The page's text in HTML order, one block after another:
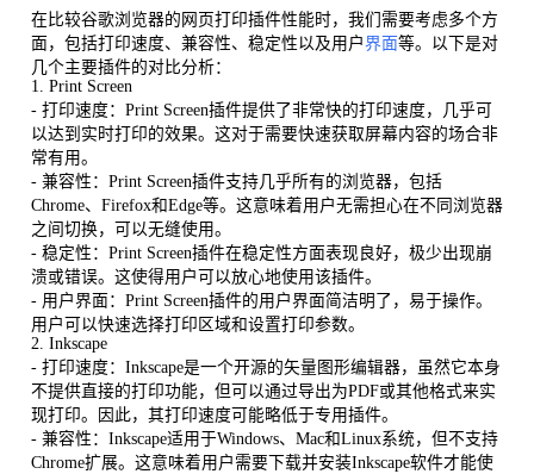
在比较谷歌浏览器的网页打印插件性能时，我们需要考虑多个方
面，包括打印速度、兼容性、稳定性以及用户界面等。以下是对
几个主要插件的对比分析：
1. Print Screen
- 打印速度：Print Screen插件提供了非常快的打印速度，几乎可
以达到实时打印的效果。这对于需要快速获取屏幕内容的场合非
常有用。
- 兼容性：Print Screen插件支持几乎所有的浏览器，包括
Chrome、Firefox和Edge等。这意味着用户无需担心在不同浏览器
之间切换，可以无缝使用。
- 稳定性：Print Screen插件在稳定性方面表现良好，极少出现崩
溃或错误。这使得用户可以放心地使用该插件。
- 用户界面：Print Screen插件的用户界面简洁明了，易于操作。
用户可以快速选择打印区域和设置打印参数。
2. Inkscape
- 打印速度：Inkscape是一个开源的矢量图形编辑器，虽然它本身
不提供直接的打印功能，但可以通过导出为PDF或其他格式来实
现打印。因此，其打印速度可能略低于专用插件。
- 兼容性：Inkscape适用于Windows、Mac和Linux系统，但不支持
Chrome扩展。这意味着用户需要下载并安装Inkscape软件才能使